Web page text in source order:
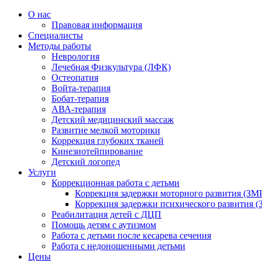
О нас
Правовая информация
Специалисты
Методы работы
Неврология
Лечебная Физкультура (ЛФК)
Остеопатия
Войта-терапия
Бобат-терапия
АВА-терапия
Детский медицинский массаж
Развитие мелкой моторики
Коррекция глубоких тканей
Кинезиотейпирование
Детский логопед
Услуги
Коррекционная работа с детьми
Коррекция задержки моторного развития
Коррекция задержки психического развития
Реабилитация детей с ДЦП
Помощь детям с аутизмом
Работа с детьми после кесарева сечения
Работа с недоношенными детьми
Цены